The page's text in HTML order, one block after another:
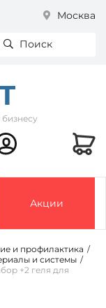
Москва
Поиск
Акции
и профилактика /
и системы /
+2 геля для